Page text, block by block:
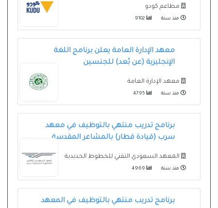
مطاعم كودو
منذ سنة
معهد الإدارة العامة يعلن برنامج اللغة
الإنجليزية (عن بُعد) للجنسين
معهد الإدارة العامة
منذ سنة
برنامج تدريب منتهي بالتوظيف في معهد
سرب (قيادة قطار) بالمشاعر المقدسة
المعهد السعودي التقني للخطوط الحديدية
منذ سنة
برنامج تدريب منتهي بالتوظيف في المعهد